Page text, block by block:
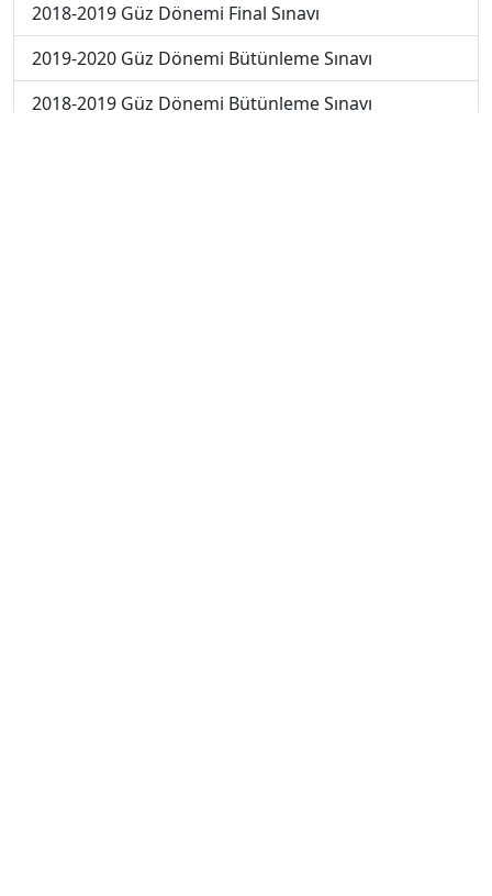
2018-2019 Güz Dönemi Final Sınavı
2019-2020 Güz Dönemi Bütünleme Sınavı
2018-2019 Güz Dönemi Bütünleme Sınavı